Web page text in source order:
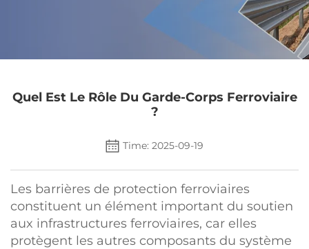
Quel Est Le Rôle Du Garde-Corps Ferroviaire
?
Time: 2025-09-19
Les barrières de protection ferroviaires
constituent un élément important du soutien
aux infrastructures ferroviaires, car elles
protègent les autres composants du système